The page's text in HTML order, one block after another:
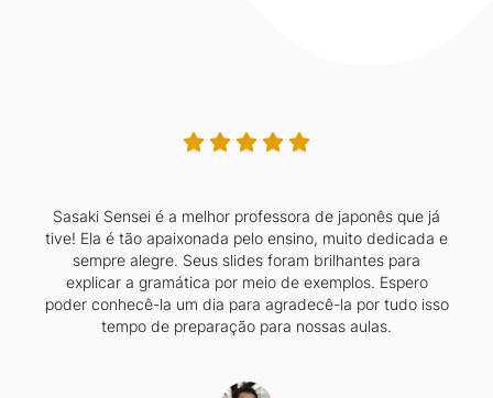
Sasaki Sensei é a melhor professora de japonês que já
tive! Ela é tão apaixonada pelo ensino, muito dedicada e
sempre alegre. Seus slides foram brilhantes para
explicar a gramática por meio de exemplos. Espero
poder conhecê-la um dia para agradecê-la por tudo isso
tempo de preparação para nossas aulas.